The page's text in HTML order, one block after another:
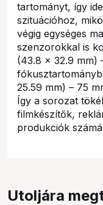
tartományt, így
szituációhoz,
végig egységes
szenzorokkal is
(43.8 × 32.9 mm)
25.59 mm) – 75
Így a sorozat
filmkészítők,
produkciók
Utoljára